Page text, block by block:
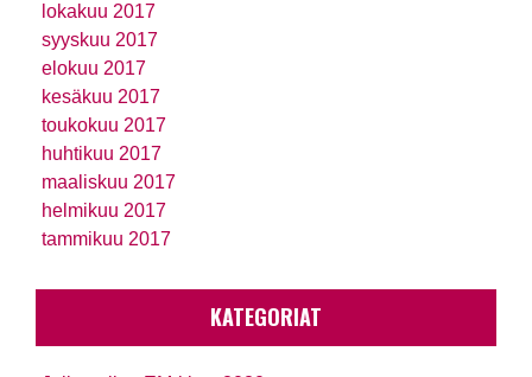
lokakuu 2017
syyskuu 2017
elokuu 2017
kesäkuu 2017
toukokuu 2017
huhtikuu 2017
maaliskuu 2017
helmikuu 2017
tammikuu 2017
KATEGORIAT